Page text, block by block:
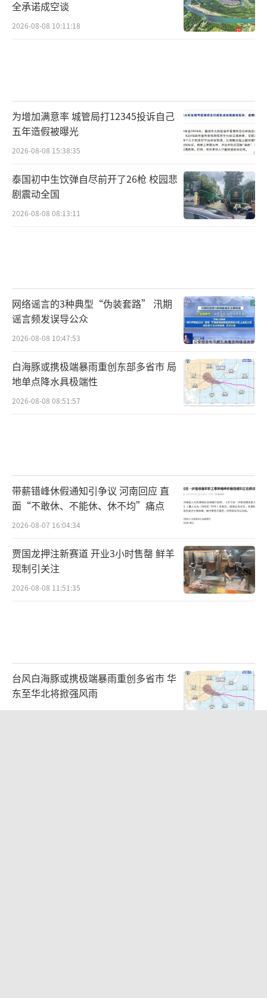
全承诺成空谈
2026-08-08 10:11:18
为增加满意率 城管局打12345投诉自己
五年造假被曝光
2026-08-08 15:38:35
泰国初中生饮弹自尽前开了26枪 校园悲
剧震动全国
2026-08-08 08:13:11
网络谣言的3种典型“伪装套路” 汛期
谣言频发误导公众
2026-08-08 10:47:53
白海豚或携极端暴雨重创东部多省市 局
地单点降水具极端性
2026-08-08 08:51:57
带薪错峰休假通知引争议 河南回应 直
面“不敢休、不能休、休不均”痛点
2026-08-07 16:04:34
贾国龙押注新赛道 开业3小时售罄 鲜羊
现制引关注
2026-08-08 11:51:35
台风白海豚或携极端暴雨重创多省市 华
东至华北将掀强风雨
2026-08-08 10:48:39